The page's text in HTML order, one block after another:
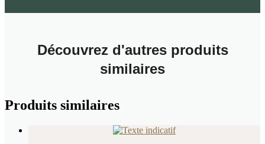
Découvrez d'autres produits
similaires
Produits similaires